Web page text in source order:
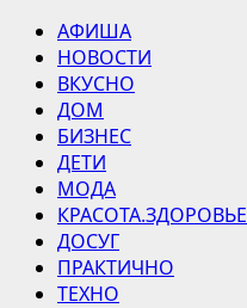
Основное
меню
АФИША
НОВОСТИ
ВКУСНО
ДОМ
БИЗНЕС
ДЕТИ
МОДА
КРАСОТА.ЗДОРОВЬЕ
ДОСУГ
ПРАКТИЧНО
ТЕХНО